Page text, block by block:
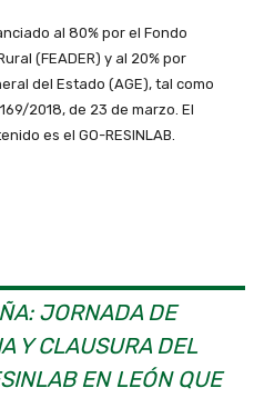
al 80% por el Fondo
(FEADER) y al 20% por
del Estado (AGE), tal como
2018, de 23 de marzo. El
es el GO-RESINLAB.
JORNADA DE
Y CLAUSURA DEL
EN LEÓN QUE